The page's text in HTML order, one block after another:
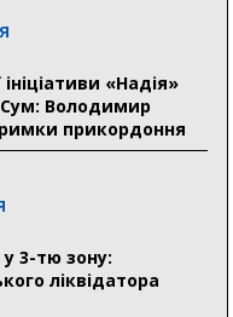
дітей із
оздоровилася
млн грн
«Надія»
Володимир
прикордоння
у 3-тю зону:
ліквідатора